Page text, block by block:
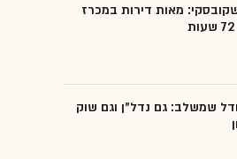
מאות דירות במכרז
שמשלב: גם נדל"ן וגם שוק